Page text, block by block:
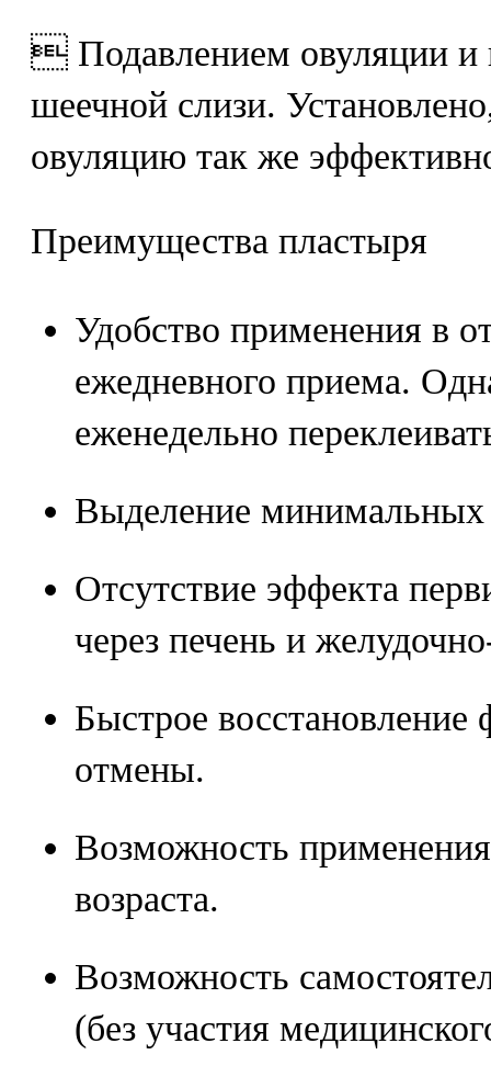
 Подавлением овуляции и
шеечной слизи.
овуляцию так же
Преимущества пластыря
Удобство применения в
ежедневного приема.
еженедельно
Выделение минимальных
Отсутствие эффекта
через печень и
Быстрое восстановление
отмены.
Возможность
возраста.
Возможность
(без участия